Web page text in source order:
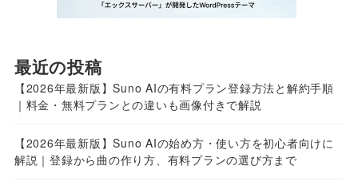
最近の投稿
【2026年最新版】Suno AIの有料プラン登録方法と解約手順
｜料金・無料プランとの違いも画像付きで解説
【2026年最新版】Suno AIの始め方・使い方を初心者向けに
解説｜登録から曲の作り方、有料プランの選び方まで